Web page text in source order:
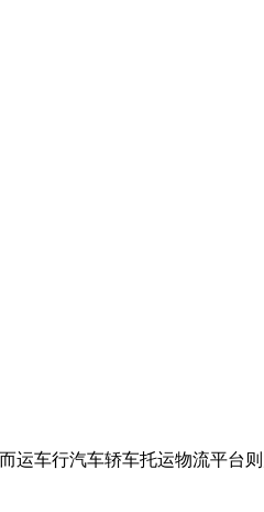
车行汽车轿车托运物流平台